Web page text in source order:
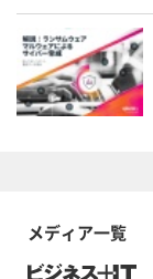
メディア一覧